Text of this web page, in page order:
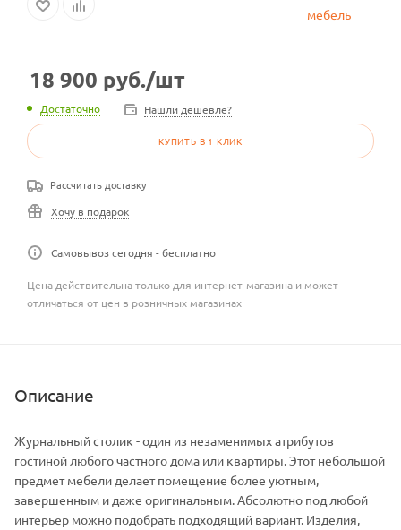
18 900 руб./шт
Достаточно Нашли дешевле?
КУПИТЬ В 1 КЛИК
Рассчитать доставку
Хочу в подарок
Самовывоз сегодня - бесплатно
Цена действительна только для интернет-магазина и может
отличаться от цен в розничных магазинах
Описание
Журнальный столик - один из незаменимых атрибутов
гостиной любого частного дома или квартиры. Этот небольшой
предмет мебели делает помещение более уютным,
завершенным и даже оригинальным. Абсолютно под любой
интерьер можно подобрать подходящий вариант. Изделия,